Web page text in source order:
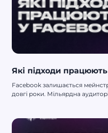
Які підходи
Facebook залишається
довгі роки. Мільярдна
якому можна влетіти на